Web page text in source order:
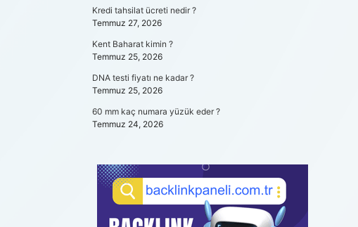
Kredi tahsilat ücreti nedir ?
Temmuz 27, 2026
Kent Baharat kimin ?
Temmuz 25, 2026
DNA testi fiyatı ne kadar ?
Temmuz 25, 2026
60 mm kaç numara yüzük eder ?
Temmuz 24, 2026